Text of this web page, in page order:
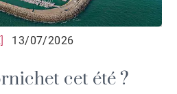
13/07/2026
cet été ?